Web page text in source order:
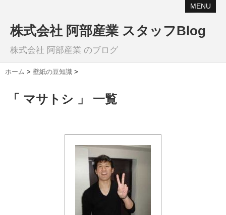
MENU
株式会社 阿部産業 スタッフBlog
株式会社 阿部産業 のブログ
ホーム > 壁紙の豆知識 >
「 マサトシ 」 一覧